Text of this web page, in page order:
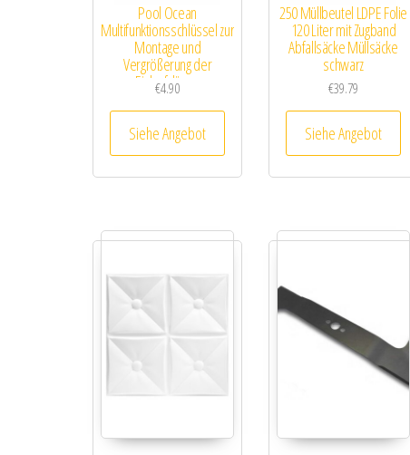
Pool Ocean
Multifunktionsschlüssel zur
Montage und
Vergrößerung der
Einlaufdüsen
€4.90
Siehe Angebot
250 Müllbeutel LDPE Folie
120 Liter mit Zugband
Abfallsäcke Müllsäcke
schwarz
€39.79
Siehe Angebot